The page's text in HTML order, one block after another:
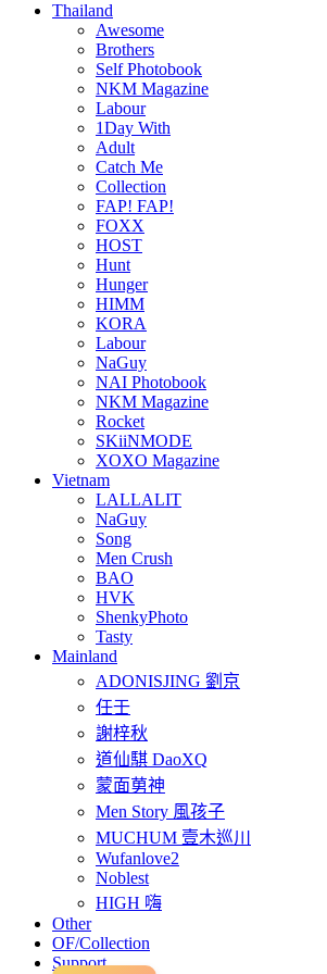
Thailand
Awesome
Brothers
Self Photobook
NKM Magazine
Labour
1Day With
Adult
Catch Me
Collection
FAP! FAP!
FOXX
HOST
Hunt
Hunger
HIMM
KORA
Labour
NaGuy
NAI Photobook
NKM Magazine
Rocket
SKiiNMODE
XOXO Magazine
Vietnam
LALLALIT
NaGuy
Song
Men Crush
BAO
HVK
ShenkyPhoto
Tasty
Mainland
ADONISJING 劉京
任壬
謝梓秋
道仙騏 DaoXQ
蒙面莮神
Men Story 風孩子
MUCHUM 壹木巡川
Wufanlove2
Noblest
HIGH 嗨
Other
OF/Collection
Support